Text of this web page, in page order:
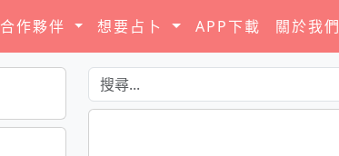
合作夥伴 想要占卜 APP下載 關於我們